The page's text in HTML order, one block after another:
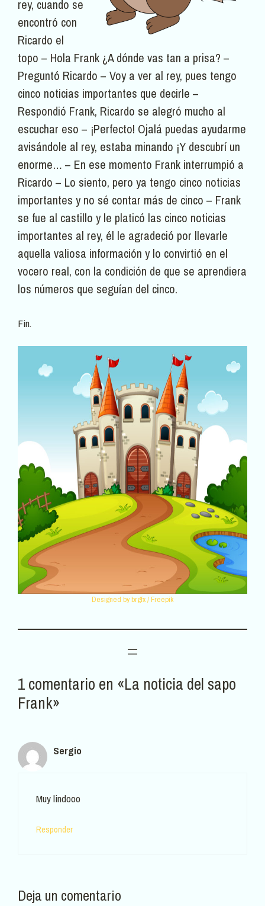
rey, cuando se
encontró con
Ricardo el
topo – Hola Frank ¿A dónde vas tan a prisa? –
Preguntó Ricardo – Voy a ver al rey, pues tengo
cinco noticias importantes que decirle –
Respondió Frank, Ricardo se alegró mucho al
escuchar eso – ¡Perfecto! Ojalá puedas ayudarme
avisándole al rey, estaba minando ¡Y descubrí un
enorme… – En ese momento Frank interrumpió a
Ricardo – Lo siento, pero ya tengo cinco noticias
importantes y no sé contar más de cinco – Frank
se fue al castillo y le platicó las cinco noticias
importantes al rey, él le agradeció por llevarle
aquella valiosa información y lo convirtió en el
vocero real, con la condición de que se aprendiera
los números que seguían del cinco.
Fin.
Designed by brgfx / Freepik
1 comentario en «La noticia del sapo
Frank»
Sergio
Muy lindooo
Responder
Deja un comentario